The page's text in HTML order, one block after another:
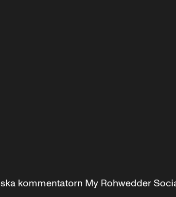
kommentatorn My Rohwedder